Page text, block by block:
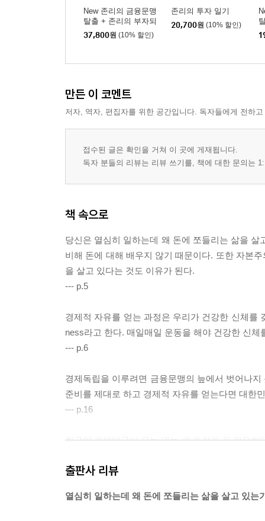
New 존리의 금융문맹
탈출 + 존리의 부자되
기 습관 세트
37,800원 (10% 할인)
존리의 투자 일기
20,700원 (10% 할인)
만든 이 코멘트
저자, 역자, 편집자를 위한 공간입니다. 독자들에게 전하
접수된 글은 확인을 거쳐 이 곳에 게재됩니다.
독자 분들의 리뷰는 리뷰 쓰기를, 책에 대한 문의는
책 속으로
당신은 열심히 일하는데 왜 돈에 쪼들리는 삶을
비해 돈에 대해 배우지 않기 때문이다. 또한 자본
을 살고 있다는 것도 이유가 된다.
--- p.5
경제적 자유를 얻는 과정은 우리가 건강한 신체를
ness라고 한다. 매일매일 운동을 해야 건강한 신
--- p.6
경제독립을 이루려면 금융문맹의 늪에서 벗어나
준비를 제대로 하고 경제적 자유를 얻는다면 대한
--- p.16
한국이 경제대국이 되는 데는 세 가지가 꼭 필요
--- p.20
매스컴에서도 “돈이 없어도 행복할 수 있다.” “행
출판사 리뷰
열심히 일하는데 왜 돈에 쪼들리는 삶을 살고 있는